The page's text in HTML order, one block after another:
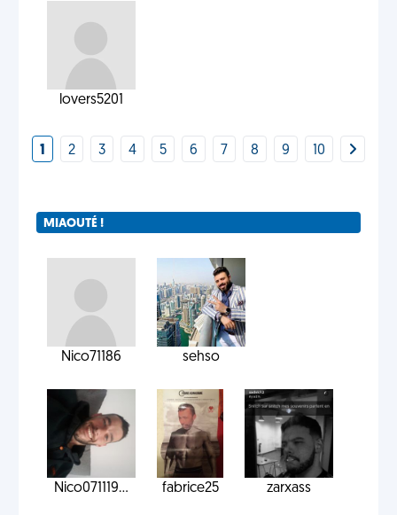
lovers5201
1 2 3 4 5 6 7 8 9 10
MIAOUTÉ !
Nico71186 sehso
Nico071119... fabrice25 zarxass